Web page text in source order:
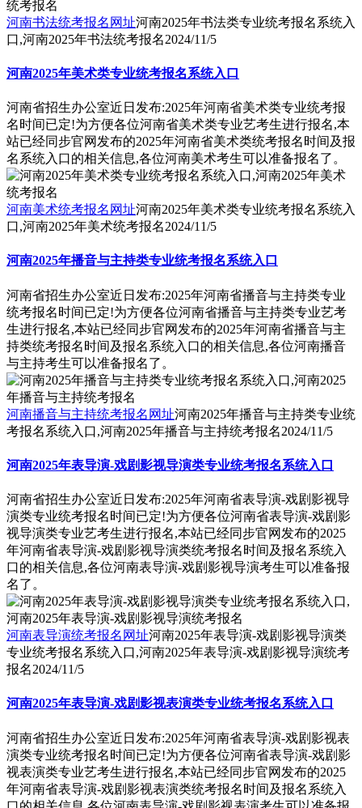
河南书法统考报名网址河南2025年书法类专业统考报名系统入
口,河南2025年书法统考报名2024/11/5
河南2025年美术类专业统考报名系统入口
河南省招生办公室近日发布:2025年河南省美术类专业统考报
名时间已定!为方便各位河南省美术类专业艺考生进行报名,本
站已经同步官网发布的2025年河南省美术类统考报名时间及报
名系统入口的相关信息,各位河南美术考生可以准备报名了。
河南美术统考报名网址河南2025年美术类专业统考报名系统入
口,河南2025年美术统考报名2024/11/5
河南2025年播音与主持类专业统考报名系统入口
河南省招生办公室近日发布:2025年河南省播音与主持类专业
统考报名时间已定!为方便各位河南省播音与主持类专业艺考
生进行报名,本站已经同步官网发布的2025年河南省播音与主
持类统考报名时间及报名系统入口的相关信息,各位河南播音
与主持考生可以准备报名了。
河南播音与主持统考报名网址河南2025年播音与主持类专业统
考报名系统入口,河南2025年播音与主持统考报名2024/11/5
河南2025年表导演-戏剧影视导演类专业统考报名系统入口
河南省招生办公室近日发布:2025年河南省表导演-戏剧影视导
演类专业统考报名时间已定!为方便各位河南省表导演-戏剧影
视导演类专业艺考生进行报名,本站已经同步官网发布的2025
年河南省表导演-戏剧影视导演类统考报名时间及报名系统入
口的相关信息,各位河南表导演-戏剧影视导演考生可以准备报
名了。
河南表导演统考报名网址河南2025年表导演-戏剧影视导演类
专业统考报名系统入口,河南2025年表导演-戏剧影视导演统考
报名2024/11/5
河南2025年表导演-戏剧影视表演类专业统考报名系统入口
河南省招生办公室近日发布:2025年河南省表导演-戏剧影视表
演类专业统考报名时间已定!为方便各位河南省表导演-戏剧影
视表演类专业艺考生进行报名,本站已经同步官网发布的2025
年河南省表导演-戏剧影视表演类统考报名时间及报名系统入